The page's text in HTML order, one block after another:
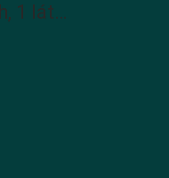
1 lát…